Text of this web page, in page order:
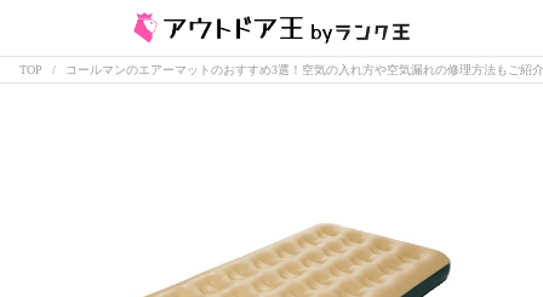
TOP コールマンのエアーマットのおすすめ3選！空気の入れ方や空気漏れの修理方法もご紹